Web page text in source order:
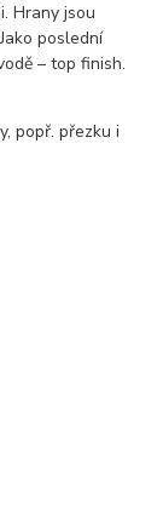
Hrany jsou
poslední
– top finish.
popř. přezku i